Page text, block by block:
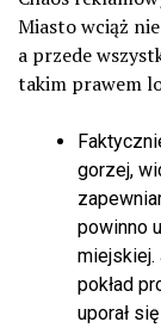
Miasto wciąż
a przede
takim prawem
gorzej,
powinno
miejskiej.
pokład
uporał